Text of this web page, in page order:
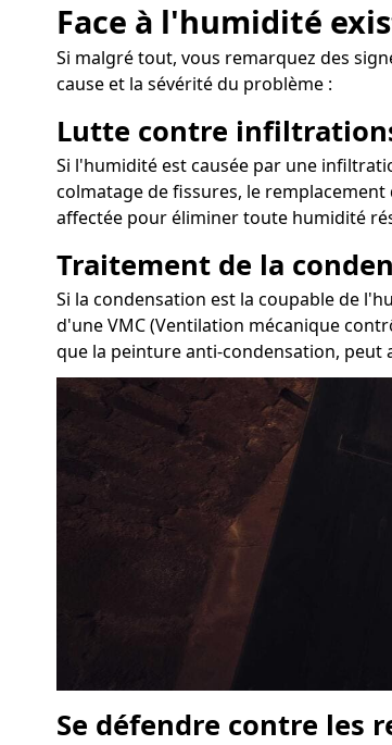
Face à l'humidité
Si malgré tout, vous remarquez des
cause et la sévérité du problème :
Lutte contre
Si l'humidité est causée par une
colmatage de fissures, le
affectée pour éliminer toute humidité
Traitement de la
Si la condensation est la coupable de
d'une VMC (Ventilation mécanique
que la peinture anti-condensation, peut
Se défendre contre les